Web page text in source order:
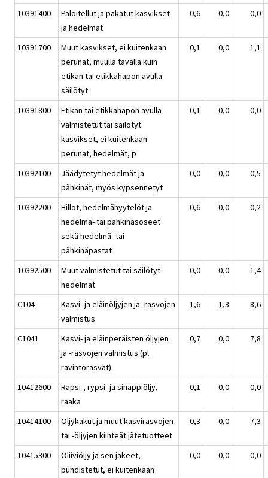
10391400
Paloitellut ja pakatut kasvikset
ja hedelmät
0,6 0,0 0,0
10391700
Muut kasvikset, ei kuitenkaan
perunat, muulla tavalla kuin
etikan tai etikkahapon avulla
säilötyt
0,1 0,0 1,1
10391800
Etikan tai etikkahapon avulla
valmistetut tai säilötyt
kasvikset, ei kuitenkaan
perunat, hedelmät, p
0,1 0,0 0,0
10392100
Jäädytetyt hedelmät ja
pähkinät, myös kypsennetyt
0,0 0,0 0,5
10392200
Hillot, hedelmähyytelöt ja
hedelmä- tai pähkinäsoseet
sekä hedelmä- tai
pähkinäpastat
0,6 0,0 0,2
10392500
Muut valmistetut tai säilötyt
hedelmät
0,0 0,0 1,4
C104
Kasvi- ja eläinöljyjen ja -rasvojen
valmistus
1,6 1,3 8,6
C1041
Kasvi- ja eläinperäisten öljyjen
ja -rasvojen valmistus (pl.
ravintorasvat)
0,7 0,0 7,8
10412600
Rapsi-, rypsi- ja sinappiöljy,
raaka
0,1 0,0 0,0
10414100
Öljykakut ja muut kasvirasvojen
tai -öljyjen kiinteät jätetuotteet
0,3 0,0 7,3
10415300
Oliiviöljy ja sen jakeet,
puhdistetut, ei kuitenkaan
0,0 0,0 0,0